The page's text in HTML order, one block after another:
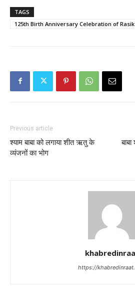
TAGS
125th Birth Anniversary Celebration of
Previous article
श्याम बाबा को लगाया शीत ऋतु के
व्यंजनों का भोग
https://